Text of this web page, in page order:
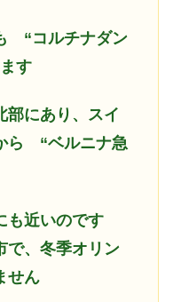
“コルチナダン
す
にあり、スイ
ら “ベルニナ急
も近いのです
で、冬季オリン
せん